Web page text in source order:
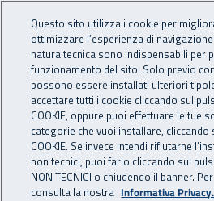
INAIL - Istituto
Navigazione
Navigazione - Ti trovi in:
Home Inail comunica Eventi
dal 11 al 13 aprile 2025
Questo sito utilizza i cookie per
ottimizzare l’esperienza di
natura tecnica sono indispensabili per
funzionamento del sito. Solo previo
possono essere installati ulteriori
accettare tutti i cookie cliccando sul
COOKIE, oppure puoi effettuare le tue
categorie che vuoi installare, cliccando
COOKIE. Se invece intendi rifiutarne
non tecnici, puoi farlo cliccando sul
NON TECNICI o chiudendo il banner.
consulta la nostra Informativa Privacy.